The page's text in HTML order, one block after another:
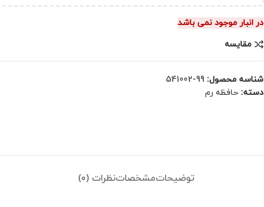
در انبار موجود نمی باشد
مقایسه
شناسه محصول: 99-541002
دسته: حافظه رم
توضیحاتمشخصاتنظرات (0)